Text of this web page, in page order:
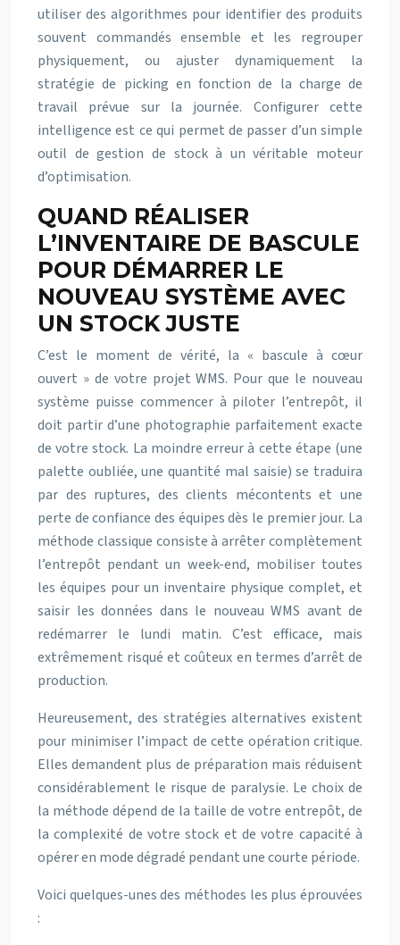
utiliser des algorithmes pour identifier des produits
souvent commandés ensemble et les regrouper
physiquement, ou ajuster dynamiquement la
stratégie de picking en fonction de la charge de
travail prévue sur la journée. Configurer cette
intelligence est ce qui permet de passer d’un simple
outil de gestion de stock à un véritable moteur
d’optimisation.
QUAND RÉALISER
L’INVENTAIRE DE BASCULE
POUR DÉMARRER LE
NOUVEAU SYSTÈME AVEC
UN STOCK JUSTE
C’est le moment de vérité, la « bascule à cœur
ouvert » de votre projet WMS. Pour que le nouveau
système puisse commencer à piloter l’entrepôt, il
doit partir d’une photographie parfaitement exacte
de votre stock. La moindre erreur à cette étape (une
palette oubliée, une quantité mal saisie) se traduira
par des ruptures, des clients mécontents et une
perte de confiance des équipes dès le premier jour. La
méthode classique consiste à arrêter complètement
l’entrepôt pendant un week-end, mobiliser toutes
les équipes pour un inventaire physique complet, et
saisir les données dans le nouveau WMS avant de
redémarrer le lundi matin. C’est efficace, mais
extrêmement risqué et coûteux en termes d’arrêt de
production.
Heureusement, des stratégies alternatives existent
pour minimiser l’impact de cette opération critique.
Elles demandent plus de préparation mais réduisent
considérablement le risque de paralysie. Le choix de
la méthode dépend de la taille de votre entrepôt, de
la complexité de votre stock et de votre capacité à
opérer en mode dégradé pendant une courte période.
Voici quelques-unes des méthodes les plus éprouvées
: